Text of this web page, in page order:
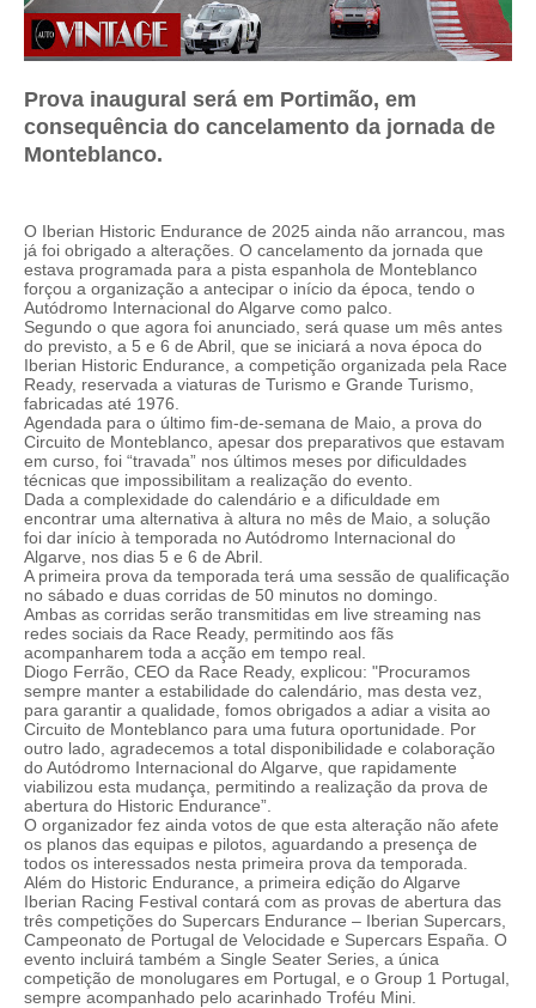
Prova inaugural será em Portimão, em
consequência do cancelamento da jornada de
Monteblanco.
O Iberian Historic Endurance de 2025 ainda não arrancou, mas
já foi obrigado a alterações. O cancelamento da jornada que
estava programada para a pista espanhola de Monteblanco
forçou a organização a antecipar o início da época, tendo o
Autódromo Internacional do Algarve como palco.
Segundo o que agora foi anunciado, será quase um mês antes
do previsto, a 5 e 6 de Abril, que se iniciará a nova época do
Iberian Historic Endurance, a competição organizada pela Race
Ready, reservada a viaturas de Turismo e Grande Turismo,
fabricadas até 1976.
Agendada para o último fim-de-semana de Maio, a prova do
Circuito de Monteblanco, apesar dos preparativos que estavam
em curso, foi “travada” nos últimos meses por dificuldades
técnicas que impossibilitam a realização do evento.
Dada a complexidade do calendário e a dificuldade em
encontrar uma alternativa à altura no mês de Maio, a solução
foi dar início à temporada no Autódromo Internacional do
Algarve, nos dias 5 e 6 de Abril.
A primeira prova da temporada terá uma sessão de qualificação
no sábado e duas corridas de 50 minutos no domingo.
Ambas as corridas serão transmitidas em live streaming nas
redes sociais da Race Ready, permitindo aos fãs
acompanharem toda a acção em tempo real.
Diogo Ferrão, CEO da Race Ready, explicou: "Procuramos
sempre manter a estabilidade do calendário, mas desta vez,
para garantir a qualidade, fomos obrigados a adiar a visita ao
Circuito de Monteblanco para uma futura oportunidade. Por
outro lado, agradecemos a total disponibilidade e colaboração
do Autódromo Internacional do Algarve, que rapidamente
viabilizou esta mudança, permitindo a realização da prova de
abertura do Historic Endurance”.
O organizador fez ainda votos de que esta alteração não afete
os planos das equipas e pilotos, aguardando a presença de
todos os interessados nesta primeira prova da temporada.
Além do Historic Endurance, a primeira edição do Algarve
Iberian Racing Festival contará com as provas de abertura das
três competições do Supercars Endurance – Iberian Supercars,
Campeonato de Portugal de Velocidade e Supercars España. O
evento incluirá também a Single Seater Series, a única
competição de monolugares em Portugal, e o Group 1 Portugal,
sempre acompanhado pelo acarinhado Troféu Mini.